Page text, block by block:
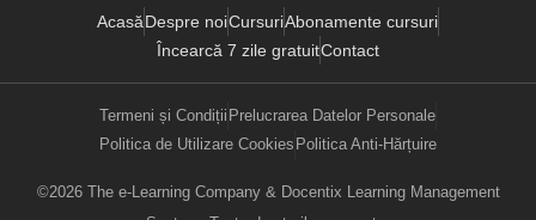
AcasăDespre noiCursuriAbonamente cursuri
Încearcă 7 zile gratuitContact
Termeni și Condiții Prelucrarea Datelor Personale
Politica de Utilizare Cookies Politica Anti-Hărțuire
©2026 The e-Learning Company & Docentix Learning Management